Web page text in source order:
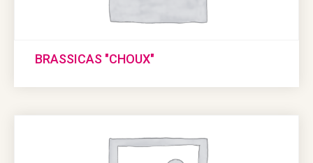
BRASSICAS "CHOUX"